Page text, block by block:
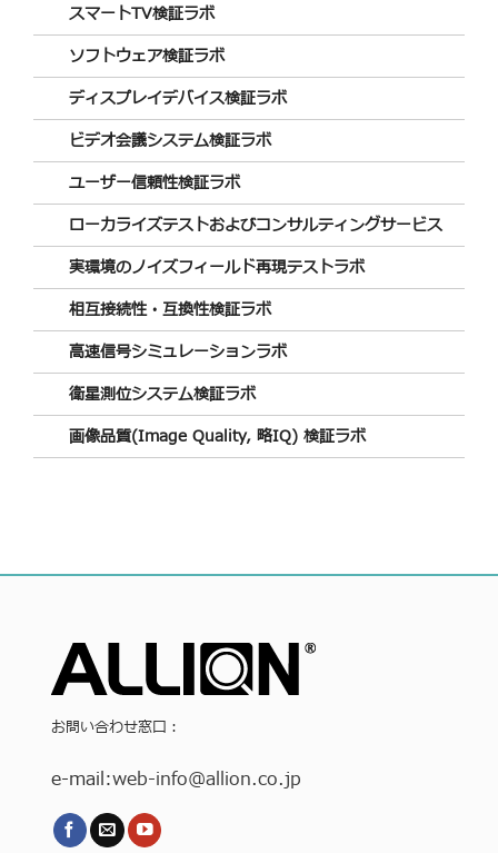
スマートTV検証ラボ
ソフトウェア検証ラボ
ディスプレイデバイス検証ラボ
ビデオ会議システム検証ラボ
ユーザー信頼性検証ラボ
ローカライズテストおよびコンサルティングサービス
実環境のノイズフィールド再現テストラボ
相互接続性・互換性検証ラボ
高速信号シミュレーションラボ
衛星測位システム検証ラボ
画像品質(Image Quality, 略IQ) 検証ラボ
お問い合わせ窓口：
e-mail:web-info@allion.co.jp